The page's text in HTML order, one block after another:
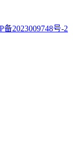
备2023009748号-2